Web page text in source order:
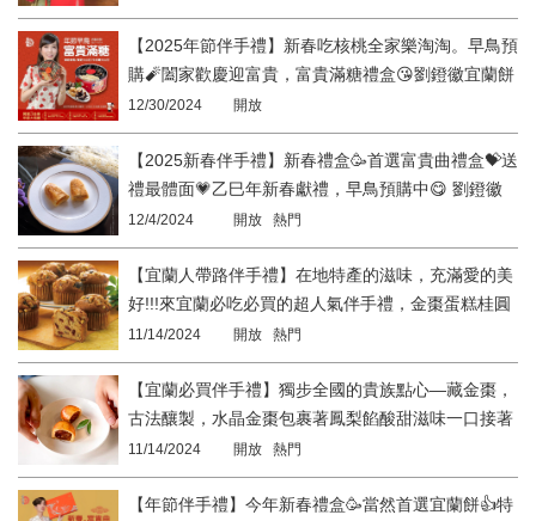
【2025年節伴手禮】新春吃核桃全家樂淘淘。早鳥預
購🧨闔家歡慶迎富貴，富貴滿糖禮盒😘劉鐙徽宜蘭餅
發明館
12/30/2024 開放
【2025新春伴手禮】新春禮盒🥳首選富貴曲禮盒💝送
禮最體面💗乙巳年新春獻禮，早鳥預購中😋 劉鐙徽
宜蘭餅發明館
12/4/2024 開放 熱門
【宜蘭人帶路伴手禮】在地特產的滋味，充滿愛的美
好!!!來宜蘭必吃必買的超人氣伴手禮，金棗蛋糕桂圓
蛋糕👍劉鐙徽宜蘭餅發明館
11/14/2024 開放 熱門
【宜蘭必買伴手禮】獨步全國的貴族點心—藏金棗，
古法釀製，水晶金棗包裹著鳳梨餡酸甜滋味一口接著
一口！劉鐙徽宜蘭餅發明館
11/14/2024 開放 熱門
【年節伴手禮】今年新春禮盒🥳當然首選宜蘭餅👍特